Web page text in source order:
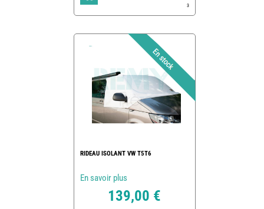
3
RIDEAU ISOLANT VW T5T6
En savoir plus
139,00 €